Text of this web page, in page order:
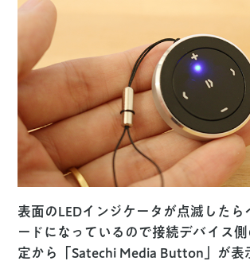
表面のLEDインジケータが点滅したら
ードになっているので接続デバイス
定から「Satechi Media Button」が表